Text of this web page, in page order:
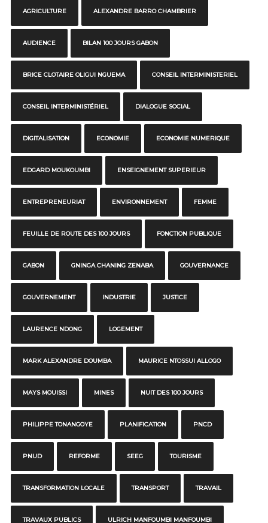
AGRICULTURE ALEXANDRE BARRO CHAMBRIER
AUDIENCE BILAN 100 JOURS GABON
BRICE CLOTAIRE OLIGUI NGUEMA CONSEIL INTERMINISTERIEL
CONSEIL INTERMINISTÉRIEL DIALOGUE SOCIAL
DIGITALISATION ECONOMIE ECONOMIE NUMERIQUE
EDGARD MOUKOUMBI ENSEIGNEMENT SUPERIEUR
ENTREPRENEURIAT ENVIRONNEMENT FEMME
FEUILLE DE ROUTE DES 100 JOURS FONCTION PUBLIQUE
GABON GNINGA CHANING ZENABA GOUVERNANCE
GOUVERNEMENT INDUSTRIE JUSTICE
LAURENCE NDONG LOGEMENT
MARK ALEXANDRE DOUMBA MAURICE NTOSSUI ALLOGO
MAYS MOUISSI MINES NUIT DES 100 JOURS
PHILIPPE TONANGOYE PLANIFICATION PNCD
PNUD REFORME SEEG TOURISME
TRANSFORMATION LOCALE TRANSPORT TRAVAIL
TRAVAUX PUBLICS ULRICH MANFOUMBI MANFOUMBI